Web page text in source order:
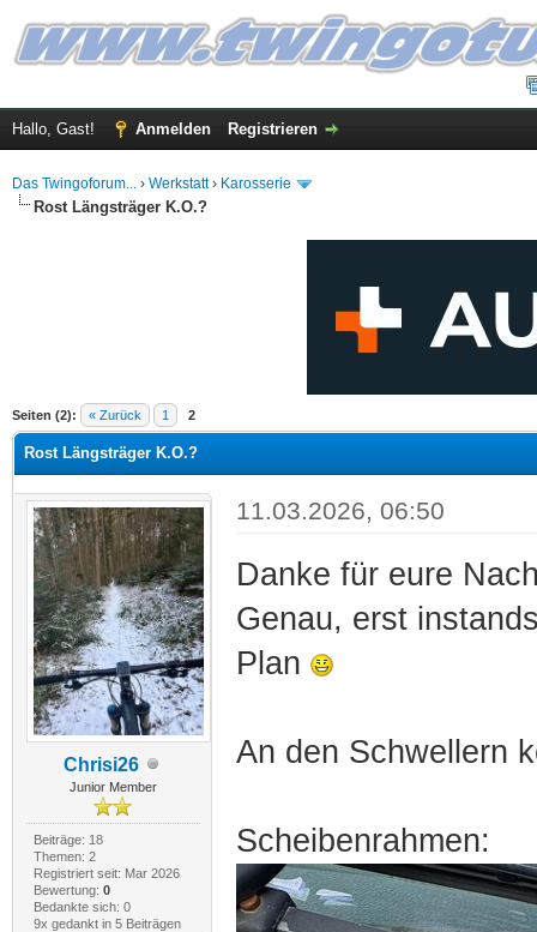
Hallo, Gast! Anmelden Registrieren
Das Twingoforum... › Werkstatt› Karosserie
Rost Längsträger K.O.?
Seiten (2): « Zurück 1 2
Durchschnitt
Rost Längsträger K.O.?
Chrisi26
Junior Member
Beiträge: 18
Themen: 2
Registriert seit: Mar 2026
Bewertung: 0
Bedankte sich: 0
9x gedankt in 5 Beiträgen
11.03.2026, 06:50
Danke für eure
Genau, erst
Plan
An den Schwellern
Scheibenrahmen: